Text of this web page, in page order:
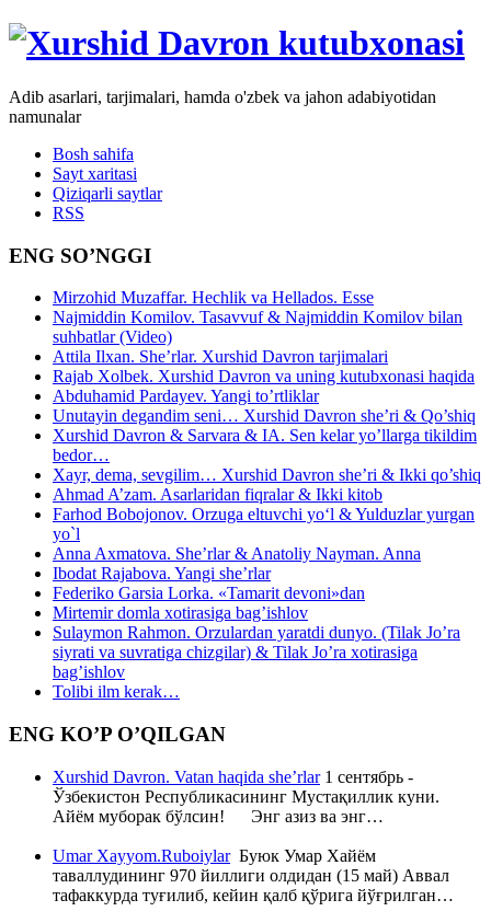
Adib asarlari, tarjimalari, hamda o'zbek va jahon adabiyotidan
namunalar
Bosh sahifa
Sayt xaritasi
Qiziqarli saytlar
RSS
ENG SO’NGGI
Mirzohid Muzaffar. Hechlik va Hellados. Esse
Najmiddin Komilov. Tasavvuf & Najmiddin Komilov bilan
suhbatlar (Video)
Attila Ilxan. She’rlar. Xurshid Davron tarjimalari
Rajab Xolbek. Xurshid Davron va uning kutubxonasi haqida
Abduhamid Pardayev. Yangi to’rtliklar
Unutayin degandim seni… Xurshid Davron she’ri & Qo’shiq
Xurshid Davron & Sarvara & IA. Sen kelar yo’llarga tikildim
bedor…
Xayr, dema, sevgilim… Xurshid Davron she’ri & Ikki qo’shiq
Ahmad A’zam. Asarlaridan fiqralar & Ikki kitob
Farhod Bobojonov. Orzuga eltuvchi yo‘l & Yulduzlar yurgan
yo`l
Anna Axmatova. She’rlar & Anatoliy Nayman. Anna
Ibodat Rajabova. Yangi she’rlar
Federiko Garsia Lorka. «Tamarit devoni»dan
Mirtemir domla xotirasiga bag’ishlov
Sulaymon Rahmon. Orzulardan yaratdi dunyo. (Tilak Jo’ra
siyrati va suvratiga chizgilar) & Tilak Jo’ra xotirasiga
bag’ishlov
Tolibi ilm kerak…
ENG KO’P O’QILGAN
Xurshid Davron. Vatan haqida she’rlar1 сентябрь -
Ўзбекистон Республикасининг Мустақиллик куни.
Айём муборак бўлсин! Энг азиз ва энг…
Umar Xayyom.RuboiylarБуюк Умар Хайём
таваллудининг 970 йиллиги олдидан (15 май) Аввал
тафаккурда туғилиб, кейин қалб қўрига йўғрилган…